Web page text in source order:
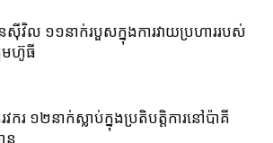
ស៊ីវិល ១១នាក់របួសក្នុងការវាយប្រហាររបស់
មហ៊ូធី
វករ ១២នាក់ស្លាប់ក្នុងប្រតិបត្តិការនៅប៉ាគី
ន